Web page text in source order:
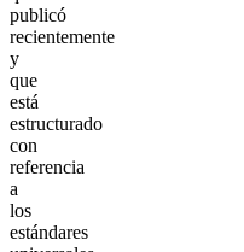
publicó
recientemente
y
que
está
estructurado
con
referencia
a
los
estándares